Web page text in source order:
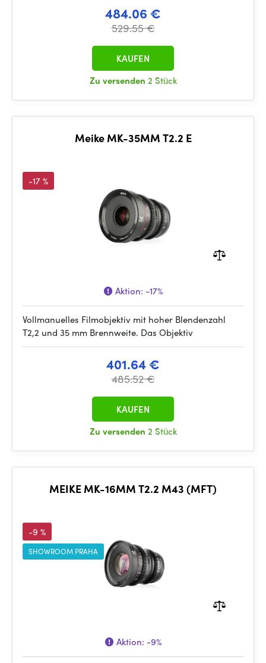
484.06 €
529.55 €
Zu versenden 2 Stück
KAUFEN
Meike MK-35MM T2.2 E
-17 %
Aktion: -17%
Vollmanuelles Filmobjektiv mit hoher Blendenzahl
T2,2 und 35 mm Brennweite. Das Objektiv
401.64 €
485.52 €
Zu versenden 2 Stück
KAUFEN
MEIKE MK-16MM T2.2 M43 (MFT)
-9 %
SHOWROOM PRAHA
Aktion: -9%